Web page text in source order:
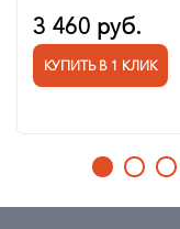
3 460 руб.
КУПИТЬ В 1 КЛИК